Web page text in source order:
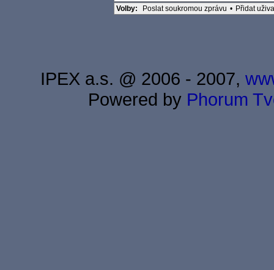
Volby:
Poslat soukromou zprávu • Přidat
IPEX a.s. @ 2006 - 2007,
Powered by Phorum